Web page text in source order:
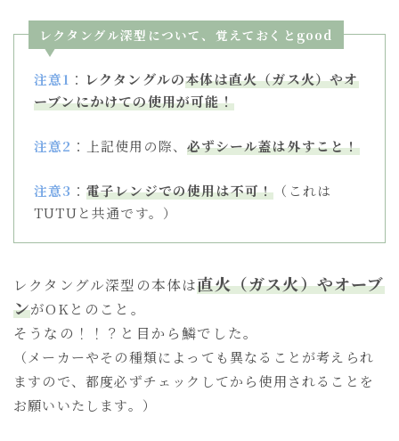
レクタングル深型について、覚えておくとgood
注意1 ： レクタングルの本体は直火（ガス火）やオ
ーブンにかけての使用が可能！
注意2 ：上記使用の際、必ずシール蓋は外すこと！
注意3 ： 電子レンジでの使用は不可！ （これは
TUTUと共通です。）
レクタングル深型の本体は直火（ガス火）やオーブ
ンがOKとのこと。
そうなの！！？と目から鱗でした。
（メーカーやその種類によっても異なることが考えられ
ますので、都度必ずチェックしてから使用されることを
お願いいたします。）